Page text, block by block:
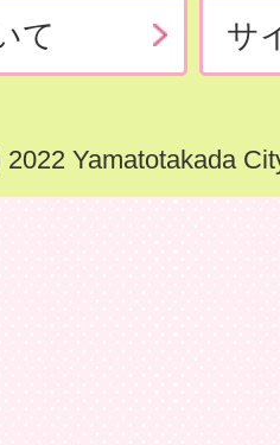
て サ
Yamatotakada